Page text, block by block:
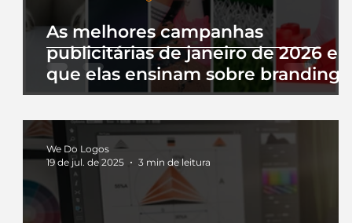
As melhores campanhas
publicitárias de janeiro de 2026 e
que elas ensinam sobre branding
We Do Logos
19 de jul. de 2025
3 min de leitura